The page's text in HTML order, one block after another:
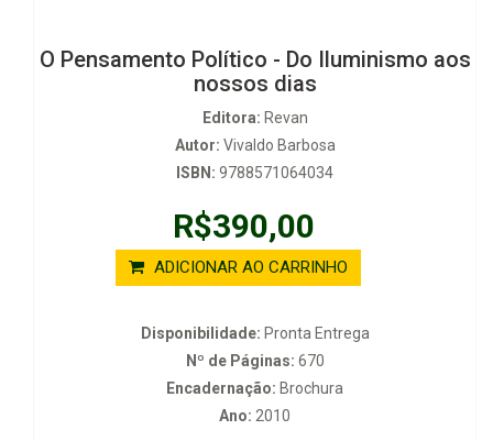
O Pensamento Político - Do Iluminismo aos
nossos dias
Editora: Revan
Autor: Vivaldo Barbosa
ISBN: 9788571064034
R$390,00
ADICIONAR AO CARRINHO
Disponibilidade: Pronta Entrega
Nº de Páginas: 670
Encadernação: Brochura
Ano: 2010